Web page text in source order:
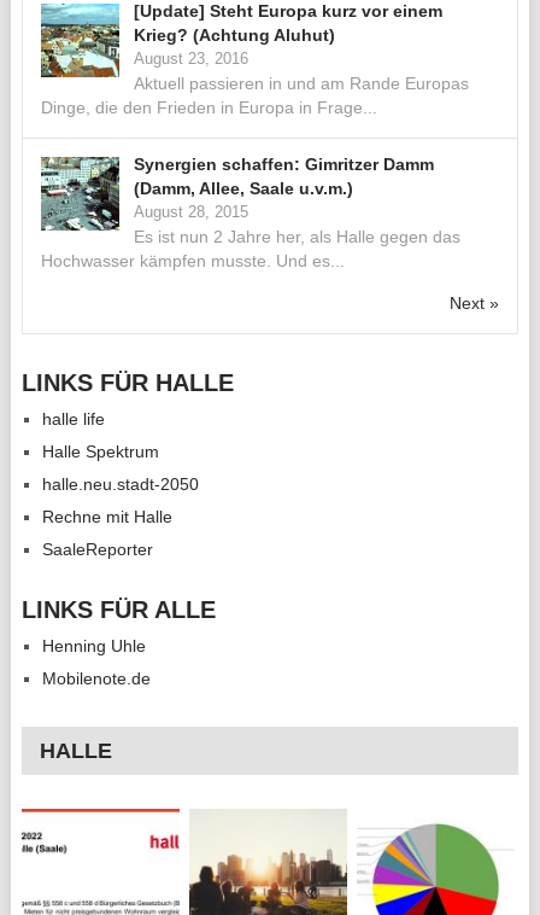
[Update] Steht Europa kurz vor einem
Krieg? (Achtung Aluhut)
August 23, 2016
Aktuell passieren in und am Rande Europas
Dinge, die den Frieden in Europa in Frage...
Synergien schaffen: Gimritzer Damm
(Damm, Allee, Saale u.v.m.)
August 28, 2015
Es ist nun 2 Jahre her, als Halle gegen das
Hochwasser kämpfen musste. Und es...
Next »
LINKS FÜR HALLE
halle life
Halle Spektrum
halle.neu.stadt-2050
Rechne mit Halle
SaaleReporter
LINKS FÜR ALLE
Henning Uhle
Mobilenote.de
HALLE